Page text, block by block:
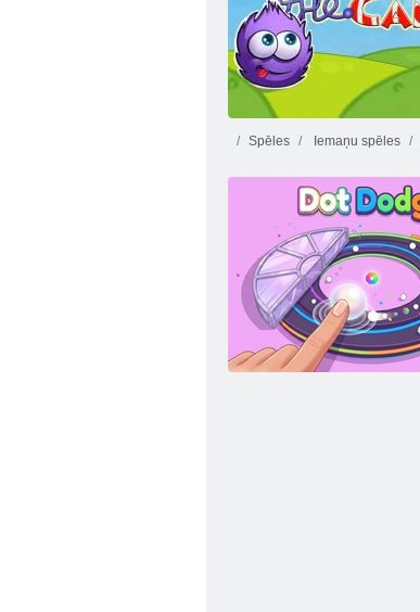
Dīkstāves zivis
Noķer konfektes
Spēles Iemaņu spēles